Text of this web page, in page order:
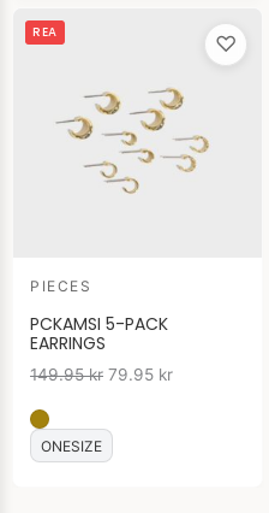
♡
REA
PIECES
PCKAMSI 5-PACK
EARRINGS
149.95kr
var:
149.95 kr.
79.95 kr
nuvarande
är:
ONESIZE